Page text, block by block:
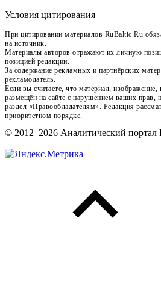
Условия цитирования
При цитировании материалов RuBaltic.Ru
на источник.
Материалы авторов отражают их личную
позицией редакции.
За содержание рекламных и партнёрских
рекламодатель.
Если вы считаете, что материал, изображение,
размещён на сайте с нарушением ваших прав,
раздел «Правообладателям». Редакция
приоритетном порядке.
© 2012–2026 Аналитический портал